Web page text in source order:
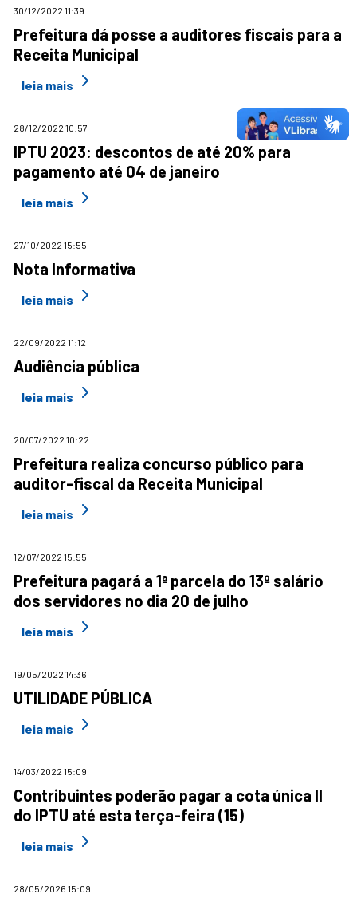
30/12/2022 11:39
Prefeitura dá posse a auditores fiscais para a
Receita Municipal
leia mais
28/12/2022 10:57
IPTU 2023: descontos de até 20% para
pagamento até 04 de janeiro
leia mais
27/10/2022 15:55
Nota Informativa
leia mais
22/09/2022 11:12
Audiência pública
leia mais
20/07/2022 10:22
Prefeitura realiza concurso público para
auditor-fiscal da Receita Municipal
leia mais
12/07/2022 15:55
Prefeitura pagará a 1ª parcela do 13º salário
dos servidores no dia 20 de julho
leia mais
19/05/2022 14:36
UTILIDADE PÚBLICA
leia mais
14/03/2022 15:09
Contribuintes poderão pagar a cota única II
do IPTU até esta terça-feira (15)
leia mais
28/05/2026 15:09